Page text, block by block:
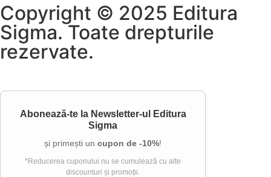
Copyright © 2025 Editura
Sigma. Toate drepturile
rezervate.
Abonează-te la Newsletter-ul Editura
Sigma
și primești un cupon de -10%!
*Reducerea cuponului nu se cumulează cu alte
discounturi și promoții.